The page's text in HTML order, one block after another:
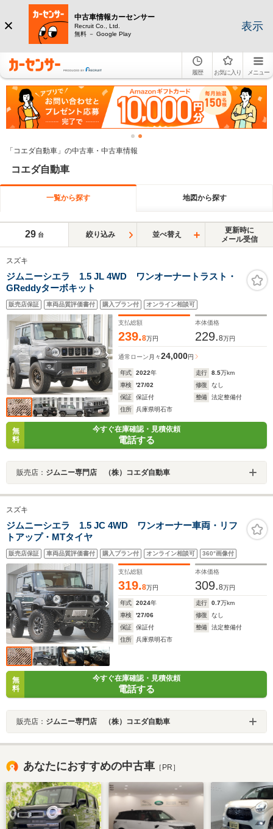
中古車情報カーセンサー
Recruit Co., Ltd.
無料 － Google Play
表示
履歴 お気に入り メニュー
「コエダ自動車」の中古車・中古車情報
コエダ自動車
一覧から探す 地図から探す
29 台 絞り込み 並べ替え
更新時に
メール受信
スズキ
ジムニーシエラ 1.5 JL 4WD ワンオーナートラスト・
GReddyターボキット
販売店保証 車両品質評価書付 購入プラン付 オンライン相談可
支払総額
239.8万円
本体価格
229.8万円
通常ローン 月々24,000円
年式 2022年 走行 8.5万km
車検
'27/02 修復
なし
保証
保証付 整備
法定整備付
住所
兵庫県明石市
無
料
今すぐ在庫確認・見積依頼
電話する
販売店： ジムニー専門店 （株）コエダ自動車
スズキ
ジムニーシエラ 1.5 JC 4WD ワンオーナー車両・リフ
トアップ・MTタイヤ
販売店保証 車両品質評価書付 購入プラン付 オンライン相談可 360°画像付
支払総額
319.8万円
本体価格
309.8万円
年式 2024年 走行 0.7万km
車検
'27/06 修復
なし
保証
保証付 整備
法定整備付
住所
兵庫県明石市
無
料
今すぐ在庫確認・見積依頼
電話する
販売店： ジムニー専門店 （株）コエダ自動車
あなたにおすすめの中古車 ［PR］